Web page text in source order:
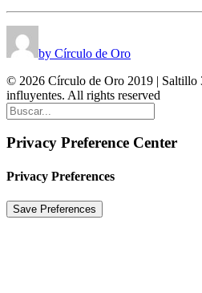
by Círculo de Oro
© 2026 Círculo de Oro 2019 | Saltillo
influyentes. All rights reserved
Privacy Preference Center
Privacy Preferences